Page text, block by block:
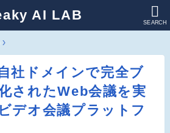
AI LAB SEARCH
社ドメインで完全ブ
されたWeb会議を実
デオ会議プラットフ